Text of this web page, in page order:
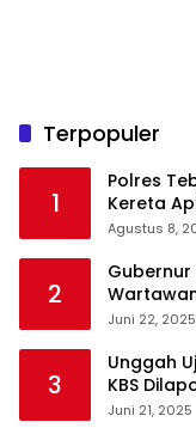
Terpopuler
1
Polres
Kereta
Agustus 8,
2
Gubernur
Juni 22, 2025
3
Unggah
KBS
Juni 21, 2025